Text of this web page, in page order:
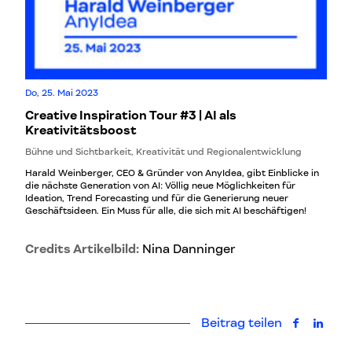
Do, 25. Mai 2023
Creative Inspiration Tour #3 | AI als
Kreativitätsboost
Bühne und Sichtbarkeit, Kreativität und Regionalentwicklung
Harald Weinberger, CEO & Gründer von AnyIdea, gibt Einblicke in
die nächste Generation von AI: Völlig neue Möglichkeiten für
Ideation, Trend Forecasting und für die Generierung neuer
Geschäftsideen. Ein Muss für alle, die sich mit AI beschäftigen!
Credits Artikelbild: Nina Danninger
Beitrag teilen auf auf